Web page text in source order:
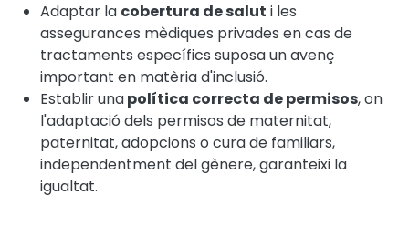
Adaptar la cobertura de salut i les
assegurances mèdiques privades en cas de
tractaments específics suposa un avenç
important en matèria d'inclusió.
Establir unapolítica correcta de permisos, on
l'adaptació dels permisos de maternitat,
paternitat, adopcions o cura de familiars,
independentment del gènere, garanteixi la
igualtat.